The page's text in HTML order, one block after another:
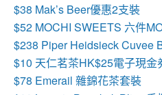
$38 Mak’s Beer優惠2支裝
$52 MOCHI SWEETS 六件
$238 Piper Heidsieck Cuvee
$10 天仁茗茶HK$25電子現金
$78 Emerail 雜錦花茶套裝